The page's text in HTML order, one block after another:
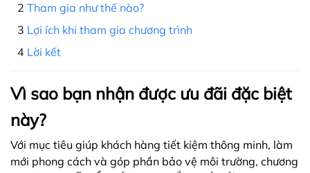
Tham gia như thế nào?
Lợi ích khi tham gia chương trình
Lời kết
Vì sao bạn nhận được ưu đãi đặc biệt
này?
Với mục tiêu giúp khách hàng tiết kiệm thông minh, làm
mới phong cách và góp phần bảo vệ môi trường, chương